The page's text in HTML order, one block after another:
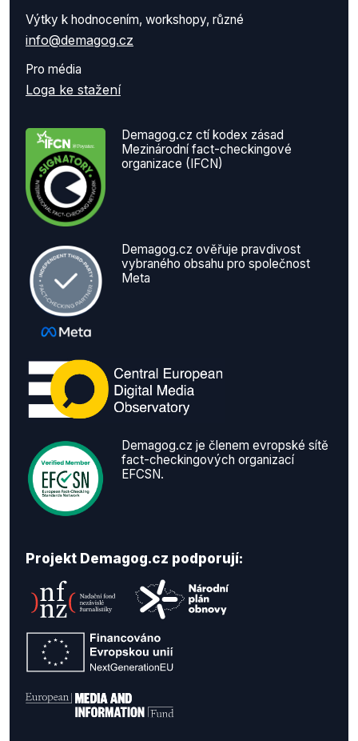
Výtky k hodnocením, workshopy, různé
info@demagog.cz
Pro média
Loga ke stažení
Demagog.cz ctí kodex zásad
Mezinárodní fact-checkingové
organizace (IFCN)
Demagog.cz ověřuje pravdivost
vybraného obsahu pro společnost
Meta
Demagog.cz je členem evropské sítě
fact-checkingových organizací
EFCSN.
Projekt Demagog.cz podporují: